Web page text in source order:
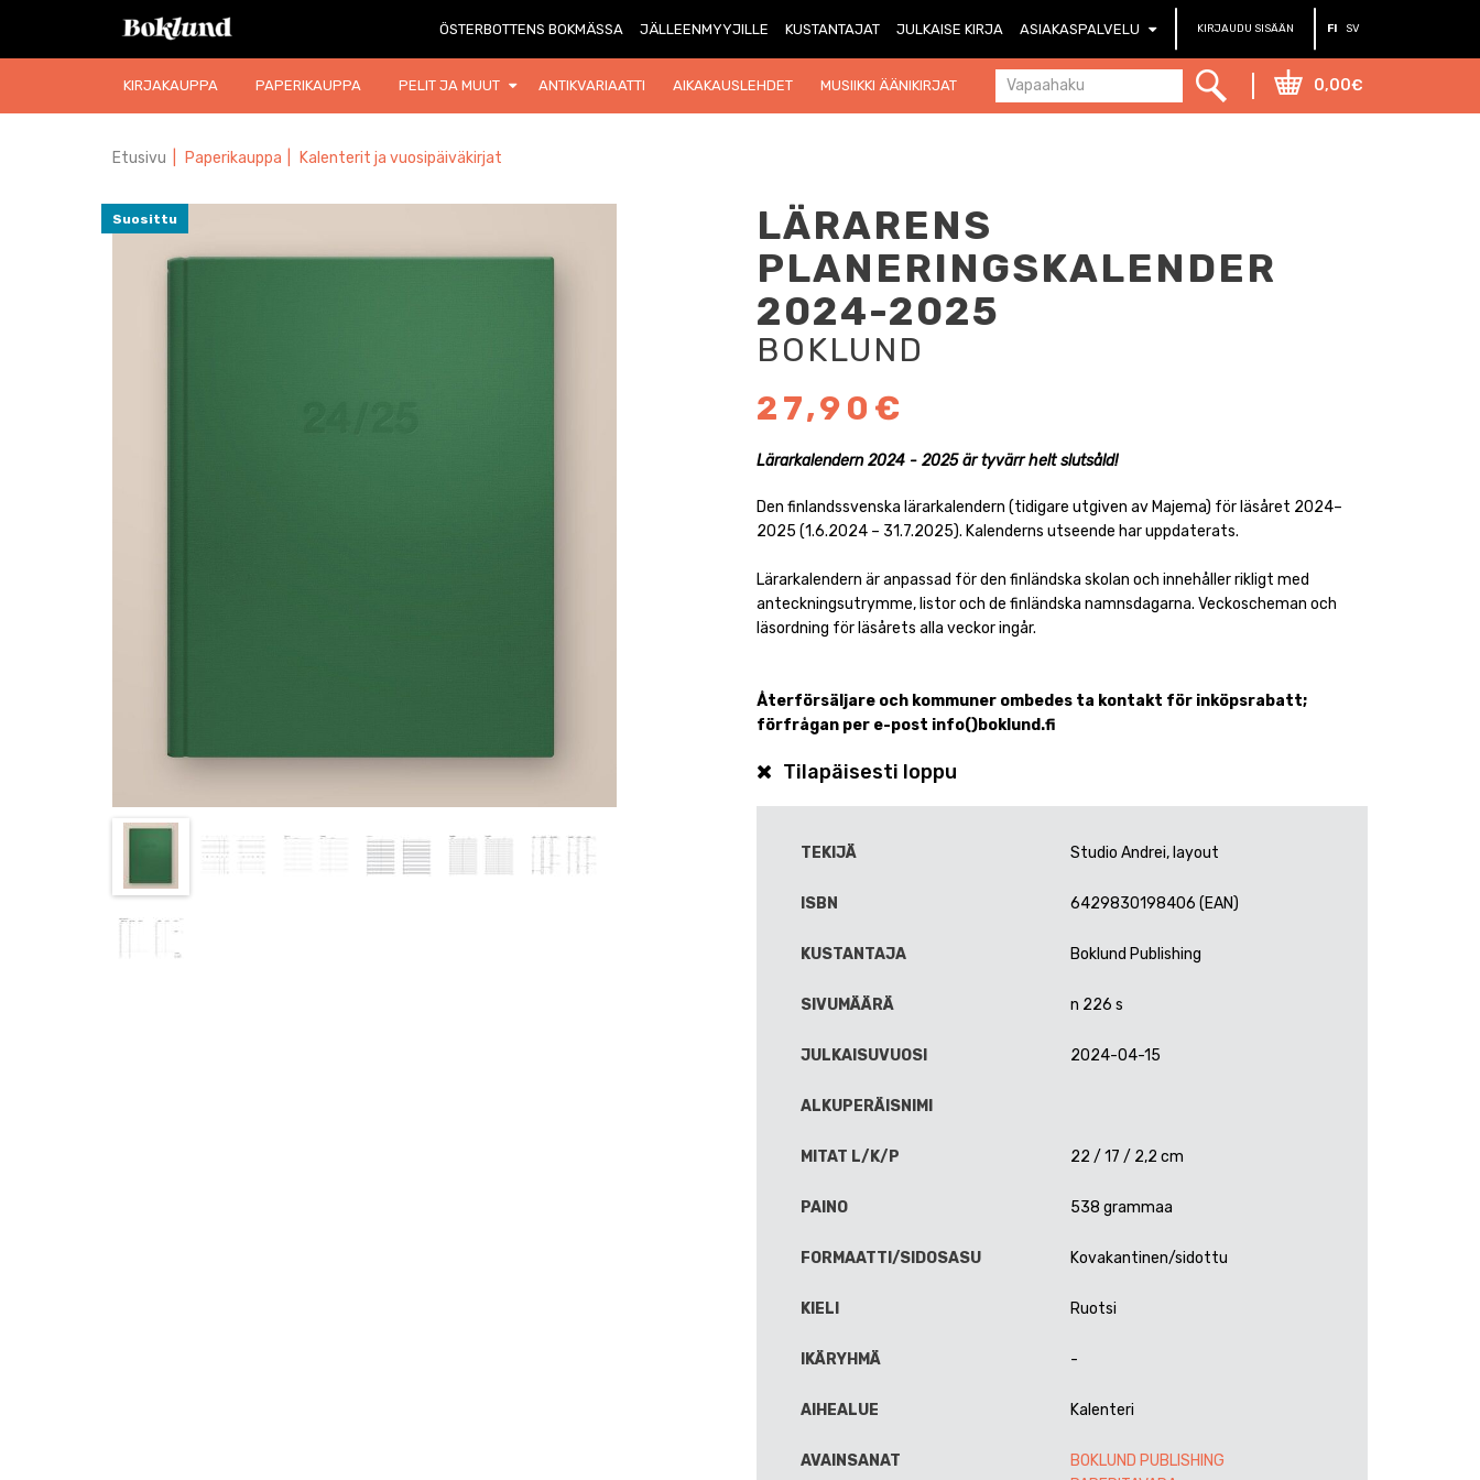
ÖSTERBOTTENS BOKMÄSSA JÄLLEENMYYJILLE KUSTANTAJAT JULKAISE KIRJA ASIAKASPALVELU KIRJAUDU SISÄÄN FI SV
KIRJAKAUPPA PAPERIKAUPPA PELIT JA MUUT ANTIKVARIAATTI AIKAKAUSLEHDET MUSIIKKI ÄÄNIKIRJAT 0,00€
Etusivu Paperikauppa Kalenterit ja vuosipäiväkirjat
Suosittu
LÄRARENS
PLANERINGSKALENDER
2024-2025
BOKLUND
27,90€
Lärarkalendern 2024 - 2025 är tyvärr helt slutsåld!
Den finlandssvenska lärarkalendern (tidigare utgiven av Majema) för läsåret 2024–
2025 (1.6.2024 – 31.7.2025). Kalenderns utseende har uppdaterats.
Lärarkalendern är anpassad för den finländska skolan och innehåller rikligt med
anteckningsutrymme, listor och de finländska namnsdagarna. Veckoscheman och
läsordning för läsårets alla veckor ingår.
Återförsäljare och kommuner ombedes ta kontakt för inköpsrabatt;
förfrågan per e-post info()boklund.fi
Tilapäisesti loppu
TEKIJÄ Studio Andrei, layout
ISBN 6429830198406 (EAN)
KUSTANTAJA Boklund Publishing
SIVUMÄÄRÄ n 226 s
JULKAISUVUOSI 2024-04-15
ALKUPERÄISNIMI
MITAT L/K/P 22 / 17 / 2,2 cm
PAINO 538 grammaa
FORMAATTI/SIDOSASU Kovakantinen/sidottu
KIELI Ruotsi
IKÄRYHMÄ -
AIHEALUE Kalenteri
AVAINSANAT
BOKLUND PUBLISHING